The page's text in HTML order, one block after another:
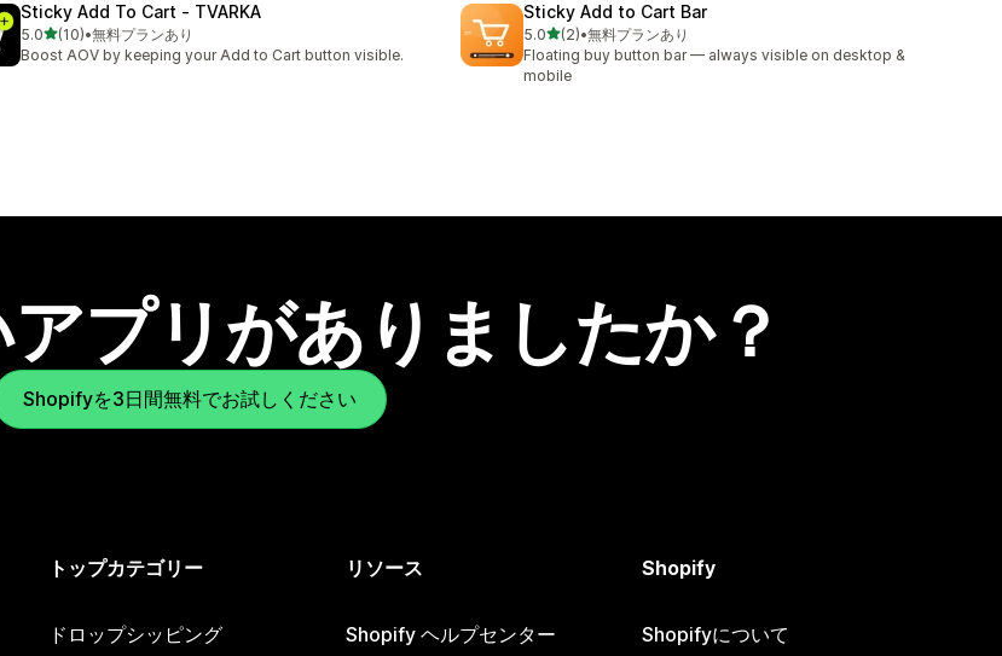
Sticky Add To Cart ‑ TVARKA
5.05つ星中
(10)
合計レビュー数：10件
•無料プランあり
Boost AOV by keeping your Add to Cart button visible.
Sticky Add to Cart Bar
5.05つ星中
(2)
合計レビュー数：2件
•無料プランあり
Floating buy button bar — always visible on desktop &
mobile
プリがありましたか？
Shopifyを3日間無料でお試しください
トップカテゴリー
ドロップシッピング
リソース
Shopify ヘルプセンター
Shopify
Shopifyについて